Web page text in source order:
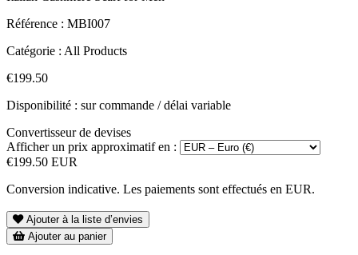
Référence : MBI007
Catégorie : All Products
€199.50
Disponibilité : sur commande / délai variable
Convertisseur de devises
Afficher un prix approximatif en :
€199.50 EUR
Conversion indicative. Les paiements sont effectués en EUR.
Ajouter à la liste d’envies
Ajouter au panier